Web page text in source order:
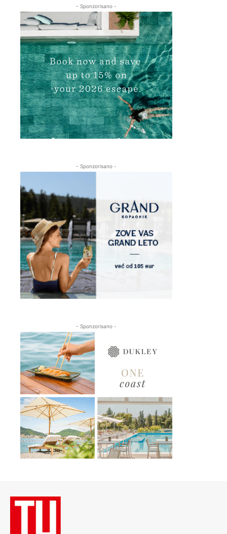
- Sponzorisano -
- Sponzorisano -
- Sponzorisano -